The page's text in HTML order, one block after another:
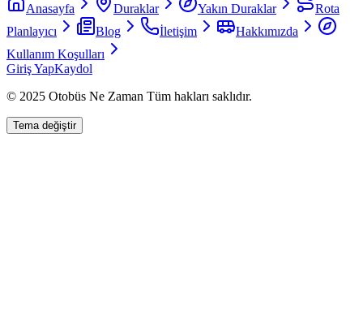
Anasayfa Duraklar Yakın Duraklar
Rota
Planlayıcı
Blog İletişim
Hakkımızda
Kullanım Koşulları
Giriş YapKaydol
© 2025 Otobüs Ne Zaman Tüm hakları saklıdır.
Tema değiştir